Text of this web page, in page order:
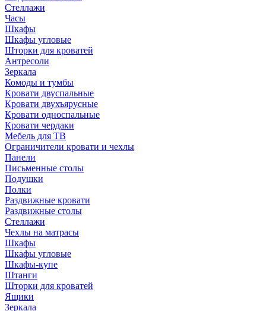
Стеллажи
Часы
Шкафы
Шкафы угловые
Шторки для кроватей
Антресоли
Зеркала
Комоды и тумбы
Кровати двуспальные
Кровати двухъярусные
Кровати односпальные
Кровати чердаки
Мебель для ТВ
Ограничители кровати и чехлы
Панели
Письменные столы
Подушки
Полки
Раздвижные кровати
Раздвижные столы
Стеллажи
Чехлы на матрасы
Шкафы
Шкафы угловые
Шкафы-купе
Штанги
Шторки для кроватей
Ящики
Зеркала